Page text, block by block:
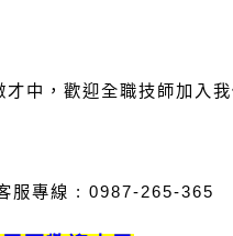
才中，歡迎全職技師加入我
服專線 : 0987-265-365